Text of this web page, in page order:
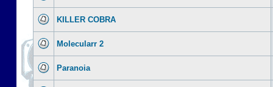
KILLER COBRA
Molecularr 2
Paranoia